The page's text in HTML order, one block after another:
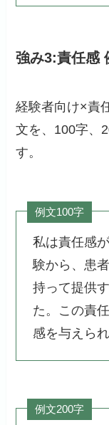
強み3:責任感
経験者向け×責
文を、100字、
す。
例文100字
私は責任感
験から、患
持って提供
た。この責
感を与えら
例文200字